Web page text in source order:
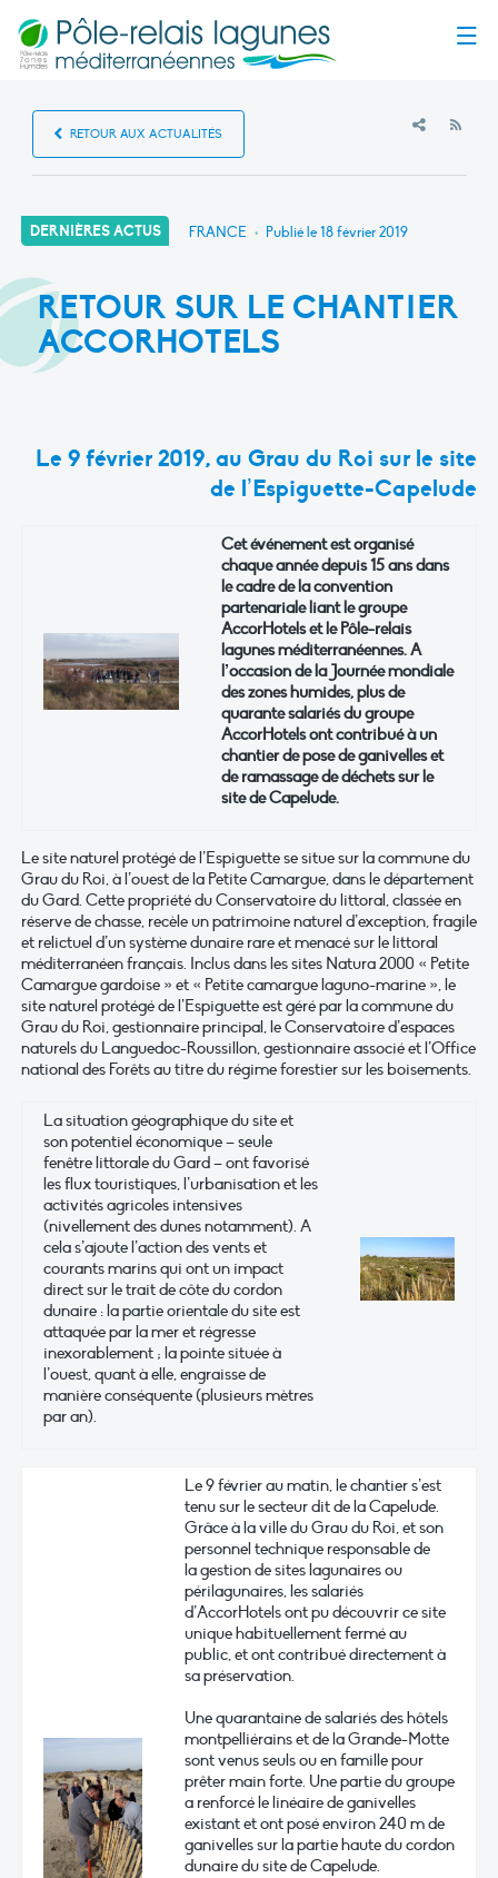
RETOUR AUX ACTUALITÉS
DERNIÈRES ACTUS FRANCE • Publié le18 février 2019
RETOUR SUR LE CHANTIER
ACCORHOTELS
Le 9 février 2019, au Grau du Roi sur le site
de l’Espiguette-Capelude
Cet événement est organisé
chaque année depuis 15 ans dans
le cadre de la convention
partenariale liant le groupe
AccorHotels et le Pôle-relais
lagunes méditerranéennes. A
l’occasion de la Journée mondiale
des zones humides, plus de
quarante salariés du groupe
AccorHotels ont contribué à un
chantier de pose de ganivelles et
de ramassage de déchets sur le
site de Capelude.
Le site naturel protégé de l’Espiguette se situe sur la commune du
Grau du Roi, à l’ouest de la Petite Camargue, dans le département
du Gard. Cette propriété du Conservatoire du littoral, classée en
réserve de chasse, recèle un patrimoine naturel d’exception, fragile
et relictuel d’un système dunaire rare et menacé sur le littoral
méditerranéen français. Inclus dans les sites Natura 2000 « Petite
Camargue gardoise » et « Petite camargue laguno-marine », le
site naturel protégé de l’Espiguette est géré par la commune du
Grau du Roi, gestionnaire principal, le Conservatoire d’espaces
naturels du Languedoc-Roussillon, gestionnaire associé et l’Office
national des Forêts au titre du régime forestier sur les boisements.
La situation géographique du site et
son potentiel économique – seule
fenêtre littorale du Gard – ont favorisé
les flux touristiques, l’urbanisation et les
activités agricoles intensives
(nivellement des dunes notamment). A
cela s’ajoute l’action des vents et
courants marins qui ont un impact
direct sur le trait de côte du cordon
dunaire : la partie orientale du site est
attaquée par la mer et régresse
inexorablement ; la pointe située à
l’ouest, quant à elle, engraisse de
manière conséquente (plusieurs mètres
par an).
Le 9 février au matin, le chantier s’est
tenu sur le secteur dit de la Capelude.
Grâce à la ville du Grau du Roi, et son
personnel technique responsable de
la gestion de sites lagunaires ou
périlagunaires, les salariés
d’AccorHotels ont pu découvrir ce site
unique habituellement fermé au
public, et ont contribué directement à
sa préservation.
Une quarantaine de salariés des hôtels
montpelliérains et de la Grande-Motte
sont venus seuls ou en famille pour
prêter main forte. Une partie du groupe
a renforcé le linéaire de ganivelles
existant et ont posé environ 240 m de
ganivelles sur la partie haute du cordon
dunaire du site de Capelude.